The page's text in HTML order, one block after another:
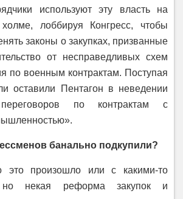
используют эту власть на
холме, лоббируя Конгресс, чтобы
законы о закупках, призванные
от несправедливых схем
по военным контрактам. Поступая
оставили Пентагон в неведении
переговоров по контрактам с
банально подкупили?
это произошло или с какими-то
но некая реформа закупок и